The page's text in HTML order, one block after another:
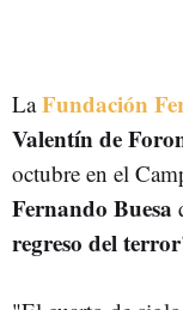
LaFundación
Valentín de
octubre en el
Fernando Buesa
regreso del